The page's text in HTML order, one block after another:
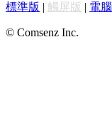
標準版 | 觸屏版 | 電
© Comsenz Inc.